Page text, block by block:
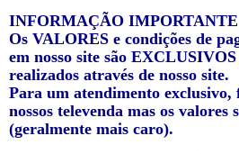
INFORMAÇÃO IMPORTANTE
Os VALORES e condições de
em nosso site são
realizados através de nosso site.
Para um atendimento exclusivo,
nossos televenda mas os valores
(geralmente mais caro).